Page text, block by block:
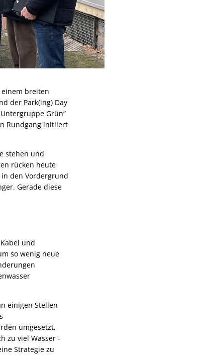
einem breiten
der Park(ing) Day
Grün“
Rundgang initiiert
stehen und
rücken heute
den Vordergrund
Gerade diese
und
so wenig neue
einigen Stellen
umgesetzt,
zu viel Wasser -
Strategie zu